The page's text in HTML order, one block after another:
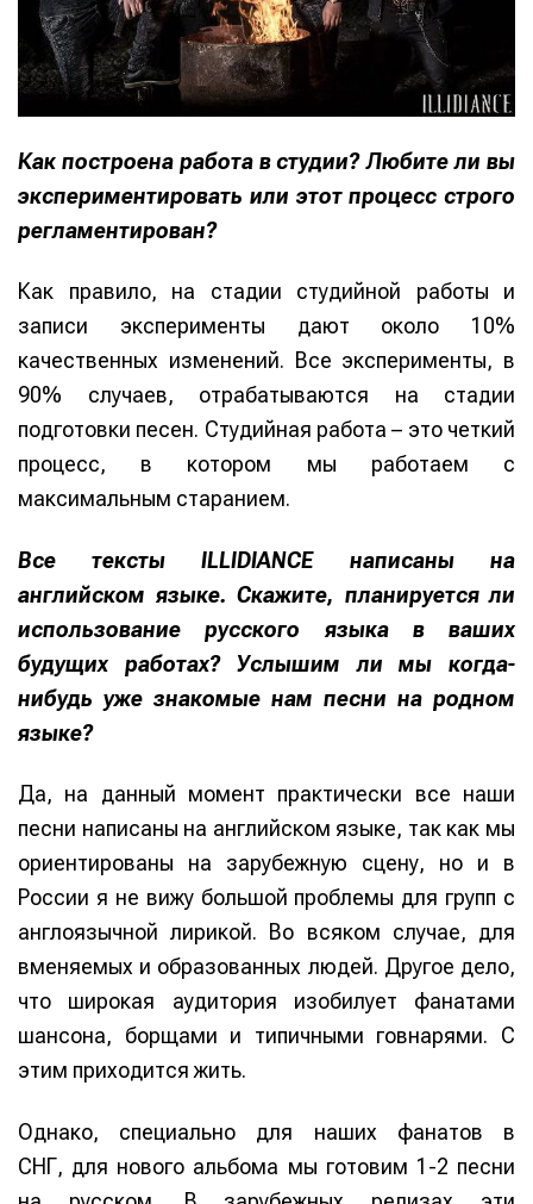
Как построена работа в студии? Любите ли вы
экспериментировать или этот процесс строго
регламентирован?
Как правило, на стадии студийной работы и
записи эксперименты дают около 10%
качественных изменений. Все эксперименты, в
90% случаев, отрабатываются на стадии
подготовки песен. Студийная работа – это четкий
процесс, в котором мы работаем с
максимальным старанием.
Все тексты ILLIDIANCE написаны на
английском языке. Скажите, планируется ли
использование русского языка в ваших
будущих работах? Услышим ли мы когда-
нибудь уже знакомые нам песни на родном
языке?
Да, на данный момент практически все наши
песни написаны на английском языке, так как мы
ориентированы на зарубежную сцену, но и в
России я не вижу большой проблемы для групп с
англоязычной лирикой. Во всяком случае, для
вменяемых и образованных людей. Другое дело,
что широкая аудитория изобилует фанатами
шансона, борщами и типичными говнарями. С
этим приходится жить.
Однако, специально для наших фанатов в
СНГ, для нового альбома мы готовим 1-2 песни